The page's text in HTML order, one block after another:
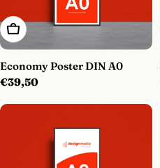
In Den Warenkorb
Economy Poster DIN A0
Regulärer
€39,50